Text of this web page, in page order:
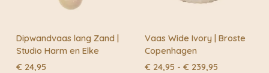
Dipwandvaas lang Zand |
Studio Harm en Elke
€ 24,95
Vaas Wide Ivory | Broste
Copenhagen
€ 24,95 - € 239,95